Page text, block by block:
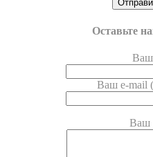
Оставьте
Ваш e-mail
Ваш